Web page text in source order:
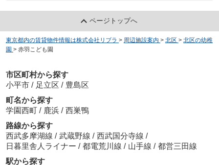
ページトップへ
東京都内の賃貸物件情報は株式会社リブラ > 周辺施設案内 > 北区 > 北区の幼稚
園 > 赤羽こども園
市区町村から探す
小平市 / 足立区 / 豊島区
町名から探す
学園西町 / 鹿浜 / 西巣鴨
路線から探す
西武多摩湖線 / 武蔵野線 / 西武国分寺線 /
日暮里舎人ライナー / 都電荒川線 / 山手線 / 都営三田線
駅から探す